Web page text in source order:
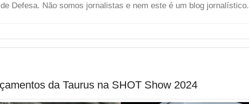
Defesa. Não somos jornalistas e nem este é um blog jornalístico.
da Taurus na SHOT Show 2024